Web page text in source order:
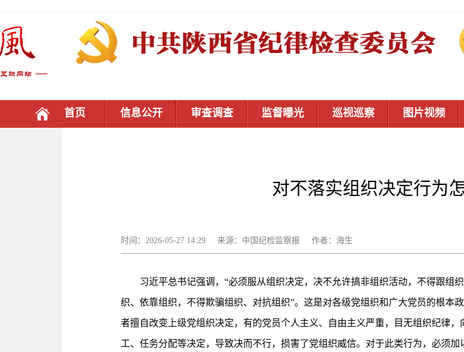
首页 信息公开 审查调查 监督曝光 巡视巡察 图片视频
对不落实组织决定行为
时间：2026-05-27 14:29 来源：中国纪检监察报 作者：海生
习近平总书记强调，“必须服从组织决定，决不允许搞非组织活动，不得跟组
织、依靠组织，不得欺骗组织、对抗组织”。这是对各级党组织和广大党员的根本
者擅自改变上级党组织决定，有的党员个人主义、自由主义严重，目无组织纪律
工、任务分配等决定，导致决而不行，损害了党组织威信。对于此类行为，必须加